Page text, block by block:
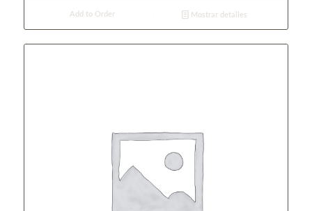
Add to Order Mostrar detalles